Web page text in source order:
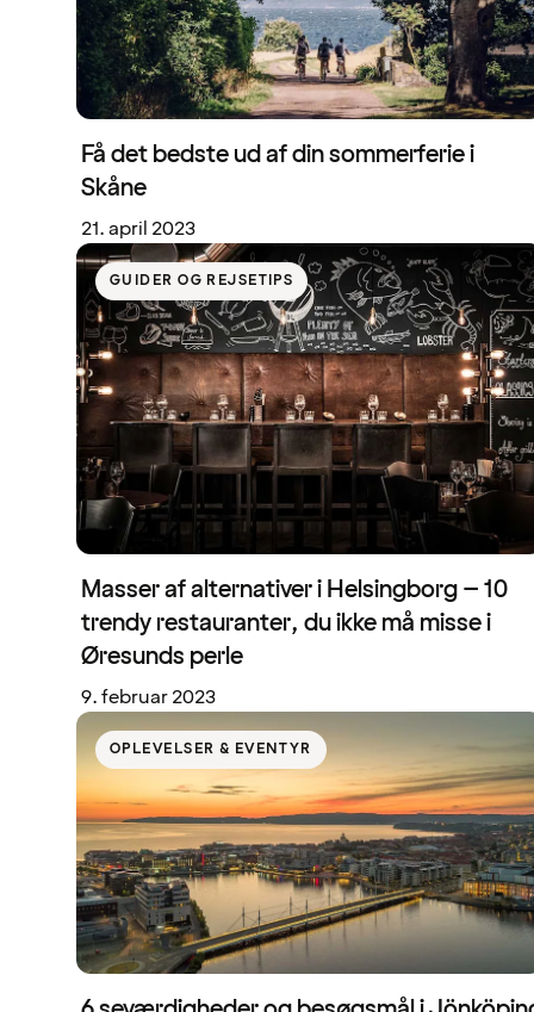
Få det bedste ud af din sommerferie i
Skåne
21. april 2023
GUIDER OG REJSETIPS
Masser af alternativer i Helsingborg – 10
trendy restauranter, du ikke må misse i
Øresunds perle
9. februar 2023
OPLEVELSER & EVENTYR